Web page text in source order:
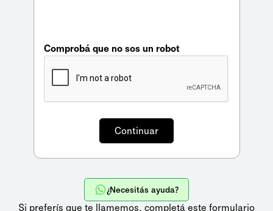
Comprobá que no sos un robot
¿Necesitás ayuda?
Si preferís que te llamemos, completá este formulario